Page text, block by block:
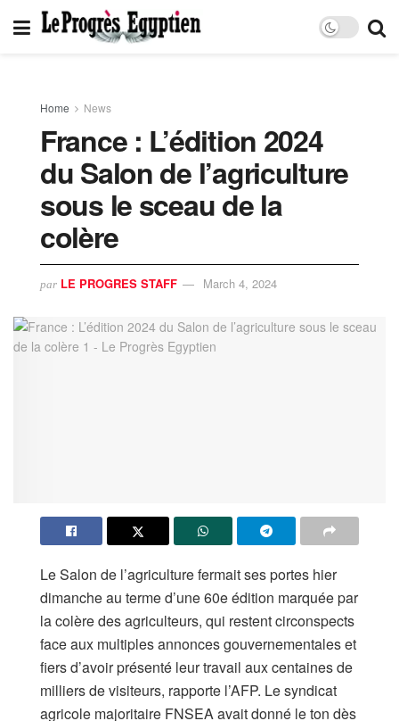
Home News
France : L’édition 2024
du Salon de l’agriculture
sous le sceau de la
colère
par LE PROGRES STAFF March 4, 2024
Le Salon de l’agriculture fermait ses portes hier
dimanche au terme d’une 60e édition marquée par
la colère des agriculteurs, qui restent circonspects
face aux multiples annonces gouvernementales et
fiers d’avoir présenté leur travail aux centaines de
milliers de visiteurs, rapporte l’AFP. Le syndicat
agricole majoritaire FNSEA avait donné le ton dès